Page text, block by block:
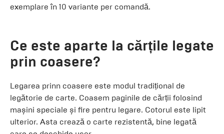
exemplare în 10 variante per comandă.
Ce este aparte la cărțile legate
prin coasere?
Legarea prinn coasere este modul tradițional de
legătorie de carte. Coasem paginile de cărții folosind
mașini speciale și fire pentru legare. Cotorul este lipit
ulterior. Asta crează o carte rezistentă, bine legată